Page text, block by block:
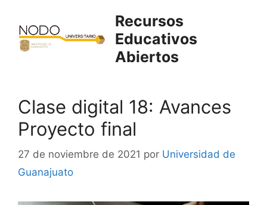
contenido
Recursos
Educativos
Abiertos
Clase digital 18: Avances
Proyecto final
27 de noviembre de 2021 por Universidad de
Guanajuato